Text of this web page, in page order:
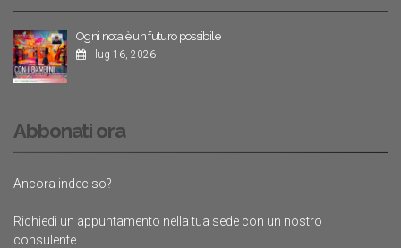
Ogni nota è un futuro possibile
lug 16, 2026
Abbonati ora
Ancora indeciso?
Richiedi un appuntamento nella tua sede con un nostro
consulente.